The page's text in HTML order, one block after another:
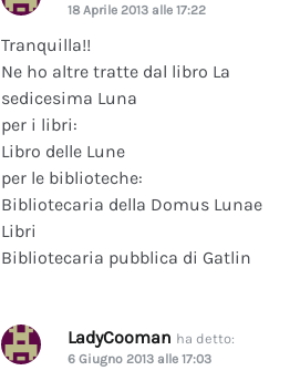
18 Aprile 2013 alle 17:22
Tranquilla!!
Ne ho altre tratte dal libro La
sedicesima Luna
per i libri:
Libro delle Lune
per le biblioteche:
Bibliotecaria della Domus Lunae
Libri
Bibliotecaria pubblica di Gatlin
LadyCooman ha detto:
6 Giugno 2013 alle 17:03